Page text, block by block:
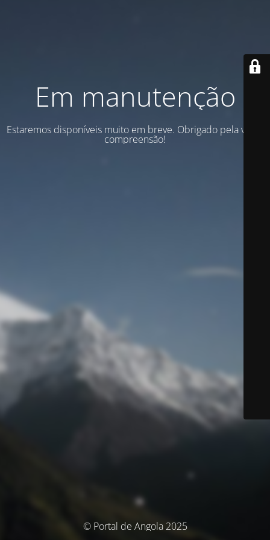
Em manutenção
Estaremos disponíveis muito em breve. Obrigado pela vossa
compreensão!
© Portal de Angola 2025